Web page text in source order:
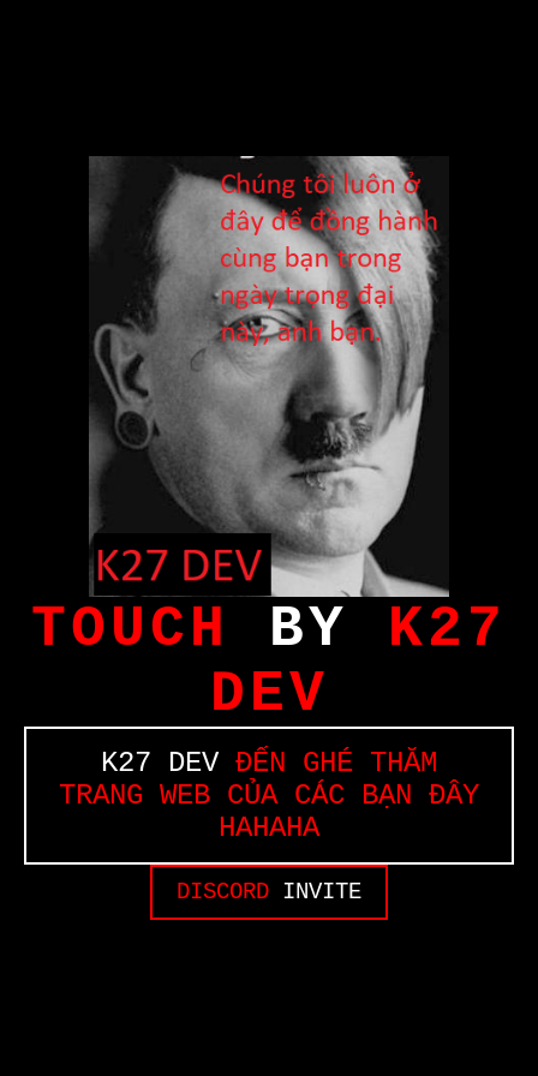
TOUCH BY K27
DEV
K27 DEVĐẾN GHÉ THĂM
TRANG WEB CỦA CÁC BẠN ĐÂY
HAHAHA
DISCORD INVITE